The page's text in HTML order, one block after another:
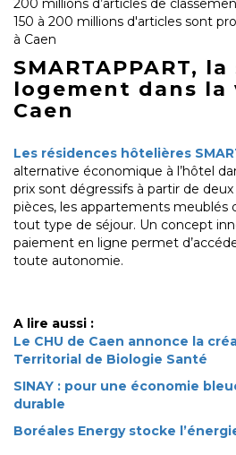
200 millions d’articles de
150 à 200 millions d'articles sont
à Caen
SMARTAPPART,
logement dans la
Caen
Les résidences hôtelières
alternative économique à l’hôtel
prix sont dégressifs à partir de
pièces, les appartements meublés
tout type de séjour. Un concept
paiement en ligne permet
toute autonomie.
A lire aussi :
Le CHU de Caen annonce la
Territorial de Biologie Santé
SINAY : pour une économie
durable
Boréales Energy stocke